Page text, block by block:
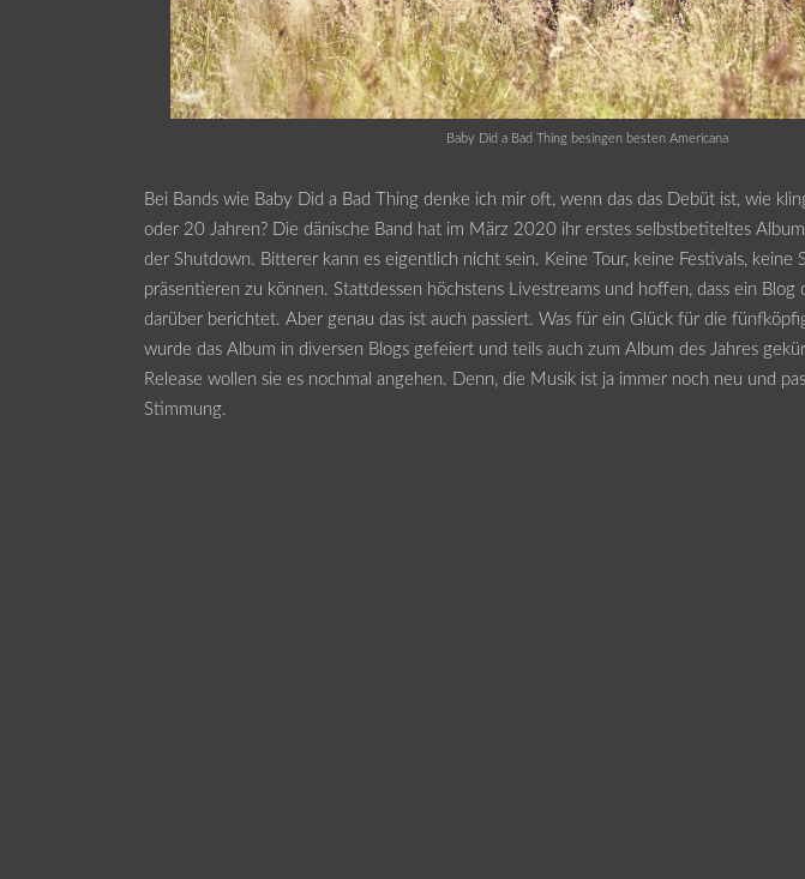
Baby Did a Bad Thing besingen besten Americana
Bei Bands wie Baby Did a Bad Thing denke ich mir oft, wenn das das Debüt ist, wie
oder 20 Jahren? Die dänische Band hat im März 2020 ihr erstes selbstbetiteltes
der Shutdown. Bitterer kann es eigentlich nicht sein. Keine Tour, keine Festivals, keine
präsentieren zu können. Stattdessen höchstens Livestreams und hoffen, dass ein Blog
darüber berichtet. Aber genau das ist auch passiert. Was für ein Glück für die
wurde das Album in diversen Blogs gefeiert und teils auch zum Album des Jahres
Release wollen sie es nochmal angehen. Denn, die Musik ist ja immer noch neu und
Stimmung.